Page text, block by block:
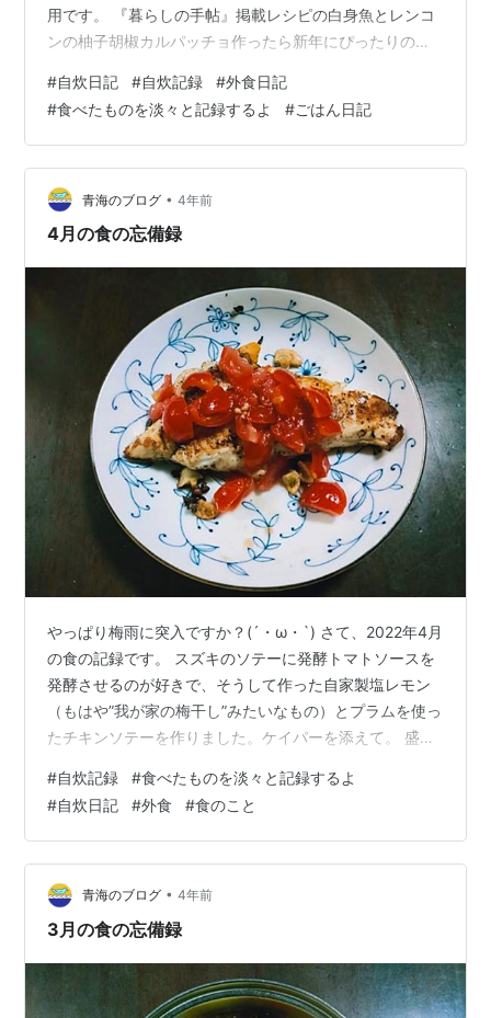
用です。 『暮らしの手帖』掲載レシピの白身魚とレンコ
ンの柚子胡椒カルパッチョ作ったら新年にぴったりの爽
の、築地本願寺そばの高評価ベトナムフォーのお店へ。
牛肉のフォー。うまうま。 その後、築地本願寺内のカフ
ェ（PRONT系列らしい）へ。 和カフェ Tsumugi 近辺に
ある、佃煮屋さんで買った蕗の佃煮。 ご飯に合います 冬
は粕汁があったまります。 魚はブリを使いました くたび
れた退社後、…
#自炊日記 #自炊記録 #外食日記
#食べたものを淡々と記録するよ #ごはん日記
青海のブログ • 4年前
4月の食の忘備録
やっぱり梅雨に突入ですか？(´・ω・`) さて、2022年4月
の食の記録です。 スズキのソテーに発酵トマトソースを
発酵させるのが好きで、そうして作った自家製塩レモン
（もはや”我が家の梅干し”みたいなもの）とプラムを使っ
たチキンソテーを作りました。ケイパーを添えて。 盛り
ですが、先月は何度か居酒屋に行く機会がありました。
まずは門前仲町のこの店。 お刺身、分厚かった～ 里芋の
から揚げ 美味。 出先でお目当ての店が満席でフラれたと
ころで気になったジビエ料理の店へ。とても勢いがある
印象の、素敵なお店でした。 まずはパクチーサラダ パク
チーは、個人的…
#自炊記録 #食べたものを淡々と記録するよ
#自炊日記 #外食 #食のこと
青海のブログ • 4年前
3月の食の忘備録